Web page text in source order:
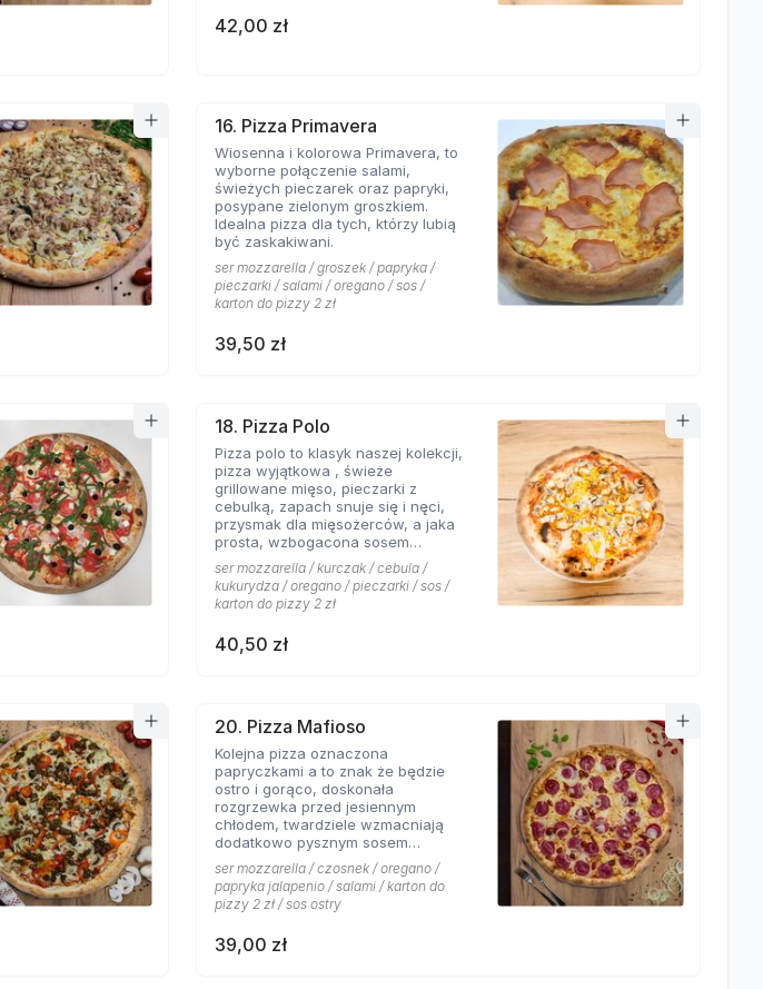
42,00 zł
16. Pizza Primavera
Wiosenna i kolorowa Primavera, to
wyborne połączenie salami,
świeżych pieczarek oraz papryki,
posypane zielonym groszkiem.
Idealna pizza dla tych, którzy lubią
być zaskakiwani.
ser mozzarella / groszek / papryka /
pieczarki / salami / oregano / sos /
karton do pizzy 2 zł
39,50 zł
18. Pizza Polo
Pizza polo to klasyk naszej kolekcji,
pizza wyjątkowa , świeże
grillowane mięso, pieczarki z
cebulką, zapach snuje się i nęci,
przysmak dla mięsożerców, a jaka
prosta, wzbogacona sosem
jogurtowo czosnkowym zadowala
od lat Gości Pizzerii Hyyper.
ser mozzarella / kurczak / cebula /
kukurydza / oregano / pieczarki / sos /
karton do pizzy 2 zł
40,50 zł
20. Pizza Mafioso
Kolejna pizza oznaczona
papryczkami a to znak że będzie
ostro i gorąco, doskonała
rozgrzewka przed jesiennym
chłodem, twardziele wzmacniają
dodatkowo pysznym sosem
pomidorowym pikantnym, uf jak
gorąco.
ser mozzarella / czosnek / oregano /
papryka jalapenio / salami / karton do
pizzy 2 zł / sos ostry
39,00 zł